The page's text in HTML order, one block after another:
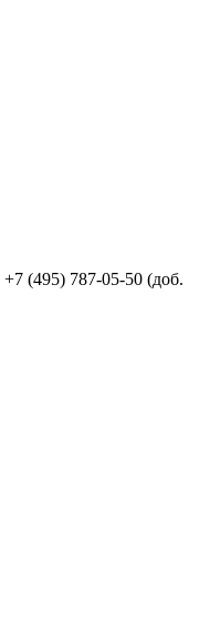
+7 (495) 787-05-50 (доб.